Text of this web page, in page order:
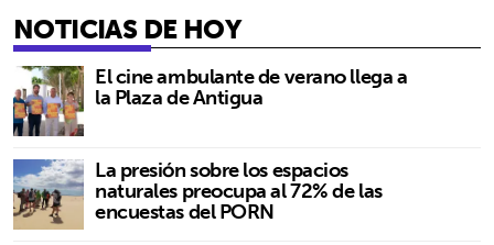
NOTICIAS DE HOY
El cine ambulante de verano llega a
la Plaza de Antigua
La presión sobre los espacios
naturales preocupa al 72% de las
encuestas del PORN